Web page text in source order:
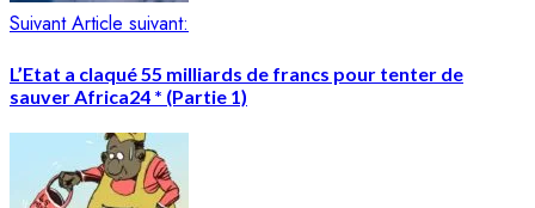
Suivant Article suivant:
L’Etat a claqué 55 milliards de francs pour tenter de
sauver Africa24 * (Partie 1)